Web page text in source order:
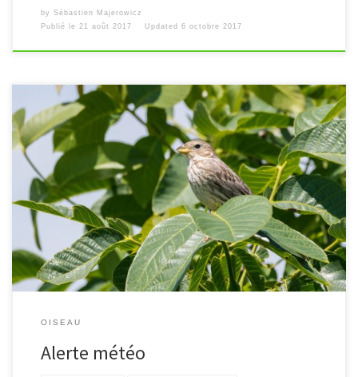
by Sébastien Majerowicz
Publié le 21 août 2017 Updated 6 octobre 2017
[…]
OISEAU
Alerte météo